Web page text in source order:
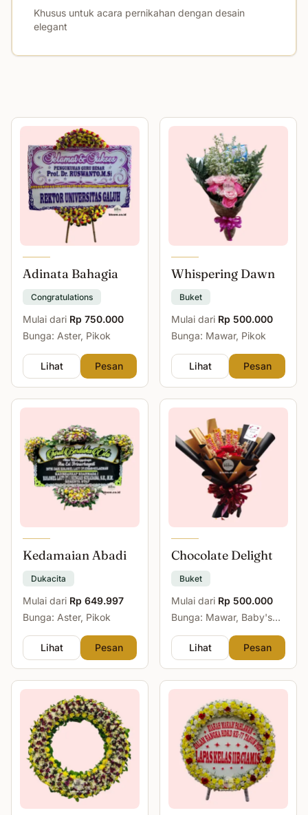
Khusus untuk acara pernikahan dengan desain
elegant
Adinata Bahagia
Congratulations
Mulai dari Rp 750.000
Bunga: Aster, Pikok
Lihat Pesan
Whispering Dawn
Buket
Mulai dari Rp 500.000
Bunga: Mawar, Pikok
Lihat Pesan
Kedamaian Abadi
Dukacita
Mulai dari Rp 649.997
Bunga: Aster, Pikok
Lihat Pesan
Chocolate Delight
Buket
Mulai dari Rp 500.000
Bunga: Mawar, Baby's
Lihat
Pesan